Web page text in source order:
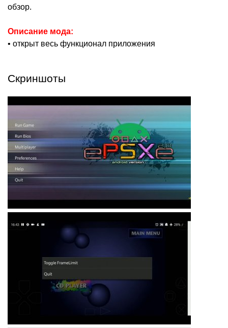
обзор.
Описание мода:
• открыт весь функционал приложения
Скриншоты